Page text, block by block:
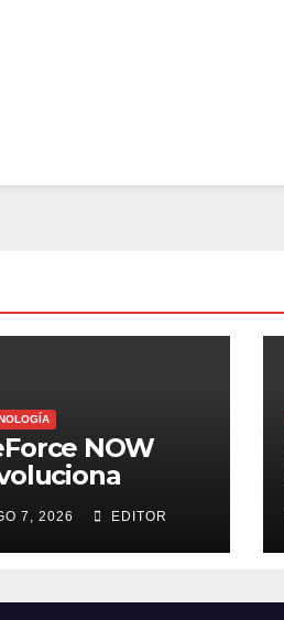
NOW
juegos
7, 2026 EDITOR